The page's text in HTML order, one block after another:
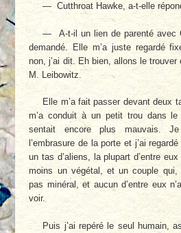
— Cutthroat Hawke, a-t-elle
— A-t-il un lien de parenté avec
demandé. Elle m’a juste regardé
non, j’ai dit. Eh bien, allons le
M. Leibowitz.
Elle m’a fait passer devant deux
m’a conduit à un petit trou dans
sentait encore plus mauvais.
l’embrasure de la porte et j’ai
un tas d’aliens, la plupart d’entre
moins un végétal, et un couple qui,
pas minéral, et aucun d’entre eux
voir.
Puis j’ai repéré le seul humain,